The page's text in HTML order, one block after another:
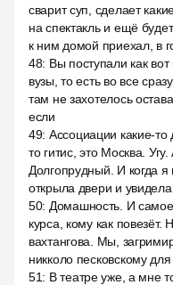
сварит суп, сделает
на спектакль и ещё
к ним домой приехал, в
48: Вы поступали как
вузы, то есть во все
там не захотелось
если
49: Ассоциации какие-то
то гитис, это Москва.
Долгопрудный. И когда
открыла двери и увидела
50: Домашность. И самое
курса, кому как повезёт.
вахтангова. Мы,
никколо песковскому
51: В театре уже, а мне